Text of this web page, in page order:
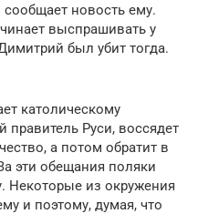
сообщает новость ему.
выспрашивать у
был убит тогда.
католическому
Руси, воссядет
а потом обратит в
эти обещания поляки
Некоторые из окружения
и поэтому, думая, что